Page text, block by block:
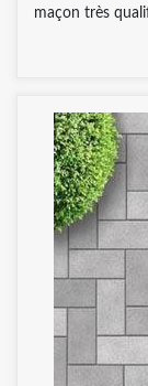
maçon très